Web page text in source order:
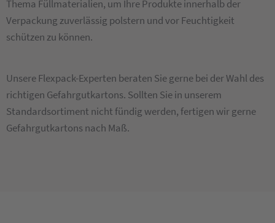
Thema Füllmaterialien, um Ihre Produkte innerhalb der
Verpackung zuverlässig polstern und vor Feuchtigkeit
schützen zu können.
Unsere Flexpack-Experten beraten Sie gerne bei der Wahl des
richtigen Gefahrgutkartons. Sollten Sie in unserem
Standardsortiment nicht fündig werden, fertigen wir gerne
Gefahrgutkartons nach Maß.